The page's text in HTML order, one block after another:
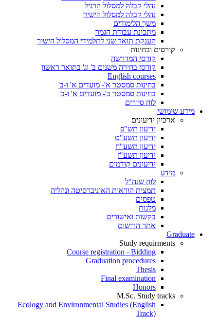
נהלי קבלה למסלול הרגיל
נהלי קבלה למסלול הישיר
משך הלימודים
מתכונת עבודת הגמר
הענקת תואר שני לתלמידי המסלול הישיר
קורסים ובחינות
קורסי המדרשה
קורסי בחירה משנים ב' וג' בתואר ראשון
English courses
בחינות סמסטר א'- מועדים א' ו-ב'
בחינות סמסטר ב'- מועדים א' ו-ב'
לוח סיורים
מידע שימושי
ארכיון ידיעונים
ידיעון תש"פ
ידיעון תשע"ט
ידיעון תשע"ח
ידיעון תשע"ז
ידיעונים קודמים
מידע
לוח שנה"ל
תמצית הוראות האוניברסיטה ונהליה
טפסים
מלגות
בקשות ואישורים
אתר הרישום
Graduate
Study requirments
Course registration - Bidding
Graduation procedures
Thesis
Final examination
Honors
M.Sc. Study tracks
Ecology and Environmental Studies (English
Track)